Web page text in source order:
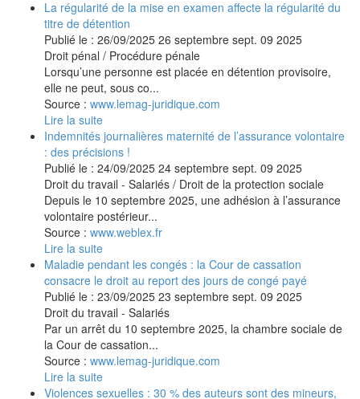
La régularité de la mise en examen affecte la régularité du
titre de détention
Publié le : 26/09/2025 26 septembre sept. 09 2025
Droit pénal / Procédure pénale
Lorsqu’une personne est placée en détention provisoire,
elle ne peut, sous co...
Source : www.lemag-juridique.com
Lire la suite
Indemnités journalières maternité de l’assurance volontaire
: des précisions !
Publié le : 24/09/2025 24 septembre sept. 09 2025
Droit du travail - Salariés / Droit de la protection sociale
Depuis le 10 septembre 2025, une adhésion à l’assurance
volontaire postérieur...
Source : www.weblex.fr
Lire la suite
Maladie pendant les congés : la Cour de cassation
consacre le droit au report des jours de congé payé
Publié le : 23/09/2025 23 septembre sept. 09 2025
Droit du travail - Salariés
Par un arrêt du 10 septembre 2025, la chambre sociale de
la Cour de cassation...
Source : www.lemag-juridique.com
Lire la suite
Violences sexuelles : 30 % des auteurs sont des mineurs,